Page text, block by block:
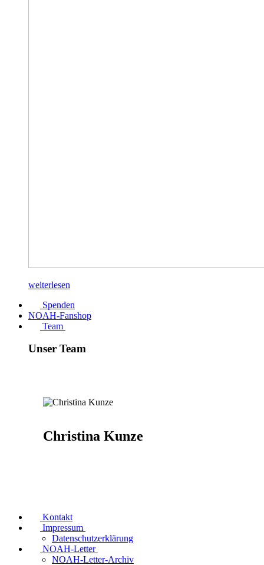
weiterlesen
Spenden
NOAH-Fanshop
Team
Unser Team
Christina Kunze
Kontakt
Impressum
Datenschutzerklärung
NOAH-Letter
NOAH-Letter-Archiv